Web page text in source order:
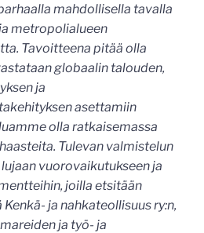
mahdollisella tavalla
metropolialueen
Tavoitteena pitää olla
globaalin talouden,
ja
asettamiin
olla ratkaisemassa
Tulevan valmistelun
vuorovaikutukseen ja
joilla etsitään
ja nahkateollisuus ry:n,
ja työ- ja